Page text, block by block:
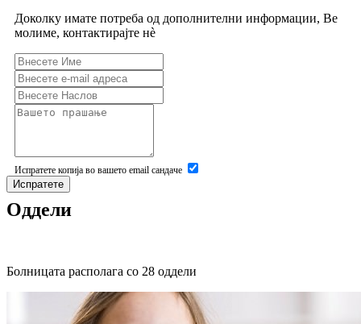
Доколку имате потреба од дополнителни информации, Ве
молиме, контактирајте нѐ
Испратете копија во вашето email сандаче
Испратете
Оддели
Болницата располага со 28 оддели